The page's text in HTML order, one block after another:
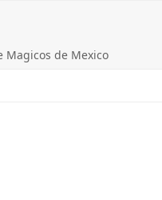
Magicos de Mexico